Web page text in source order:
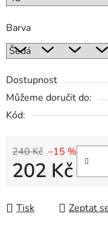
Barva
Dostupnost
Můžeme doručit do:
Kód:
240 Kč –15 %
202 Kč
Tisk Zeptat